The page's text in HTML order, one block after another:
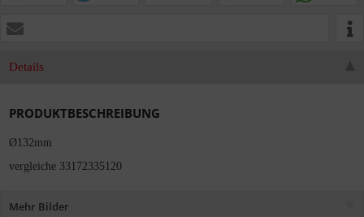
Details
PRODUKTBESCHREIBUNG
Ø132mm
vergleiche 33172335120
Mehr Bilder